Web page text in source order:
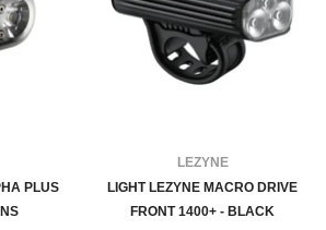
PLUS
FOURNISSEUR:LEZYNE
LIGHT LEZYNE MACRO DRIVE
FRONT 1400+ - BLACK